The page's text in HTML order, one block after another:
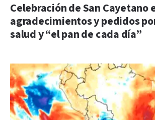
Celebración de San Cayetano
agradecimientos y pedidos
salud y “el pan de cada día”